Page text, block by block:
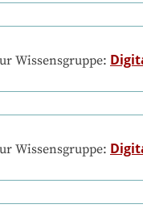
Wissensgruppe:
Wissensgruppe: